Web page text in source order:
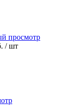
просмотр
/ шт